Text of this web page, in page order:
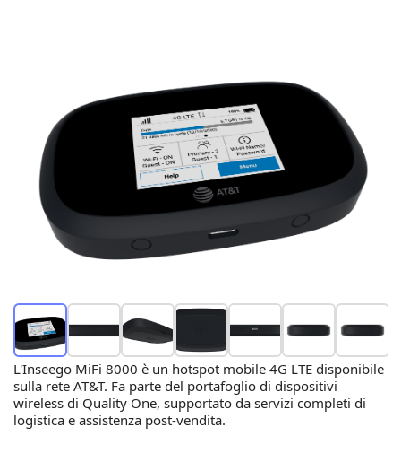
L'Inseego MiFi 8000 è un hotspot mobile 4G LTE disponibile
sulla rete AT&T. Fa parte del portafoglio di dispositivi
wireless di Quality One, supportato da servizi completi di
logistica e assistenza post-vendita.